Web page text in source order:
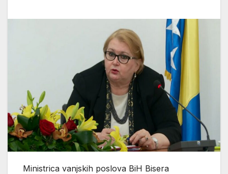
Ministrica vanjskih poslova BiH Bisera